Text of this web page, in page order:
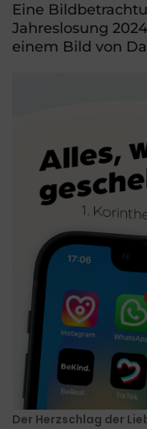
Eine
Jahreslosung
einem Bild von
Der Herzschlag der